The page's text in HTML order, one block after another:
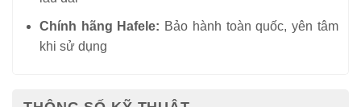
Chính hãng Hafele: Bảo hành toàn quốc, yên tâm
khi sử dụng